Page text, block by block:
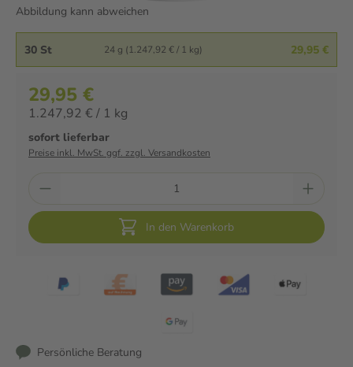
Abbildung kann abweichen
30 St 24 g (1.247,92 € / 1 kg) 29,95 €
29,95 €
1.247,92 € / 1 kg
sofort lieferbar
Preise inkl. MwSt. ggf. zzgl. Versandkosten
In den Warenkorb
Persönliche Beratung